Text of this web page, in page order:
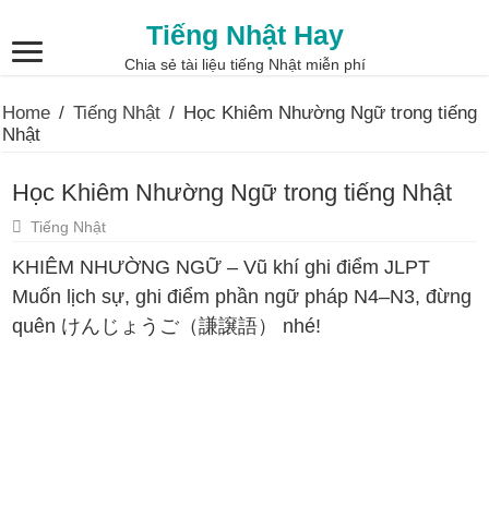
Tiếng Nhật Hay
Chia sẻ tài liệu tiếng Nhật miễn phí
Home / Tiếng Nhật / Học Khiêm Nhường Ngữ trong tiếng
Nhật
Học Khiêm Nhường Ngữ trong tiếng Nhật
Tiếng Nhật
KHIÊM NHƯỜNG NGỮ – Vũ khí ghi điểm JLPT
Muốn lịch sự, ghi điểm phần ngữ pháp N4–N3, đừng
quên けんじょうご（謙譲語） nhé!